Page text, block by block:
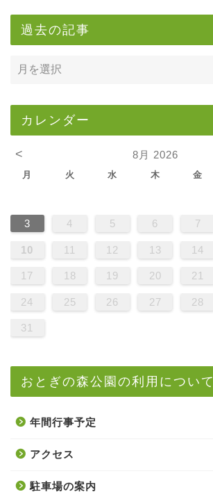
過去の記事
カレンダー
< 8月 2026
月 火 水 木 金
3 4 5 6 7
10 11 12 13 14
17 18 19 20 21
24 25 26 27 28
31
おとぎの森公園の利用について
年間行事予定
アクセス
駐車場の案内